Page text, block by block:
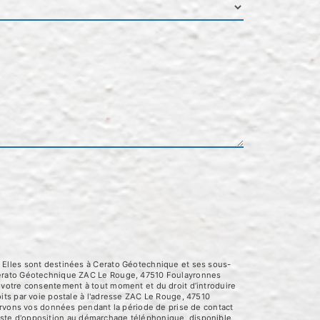
sont destinées à Cerato Géotechnique et ses sous-
Géotechnique ZAC Le Rouge, 47510 Foulayronnes
consentement à tout moment et du droit d’introduire
par voie postale à l'adresse ZAC Le Rouge, 47510
vos données pendant la période de prise de contact
d'opposition au démarchage téléphonique, disponible